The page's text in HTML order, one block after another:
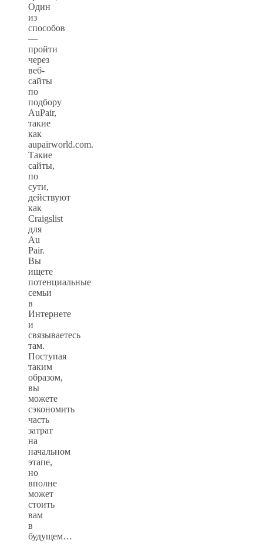
Один
из
способов
—
пройти
через
веб-
сайты
по
подбору
AuPair,
такие
как
aupairworld.com.
Такие
сайты,
по
сути,
действуют
как
Craigslist
для
Au
Pair.
Вы
ищете
потенциальные
семьи
в
Интернете
и
связываетесь
там.
Поступая
таким
образом,
вы
можете
сэкономить
часть
затрат
на
начальном
этапе,
но
вполне
может
стоить
вам
в
будущем…